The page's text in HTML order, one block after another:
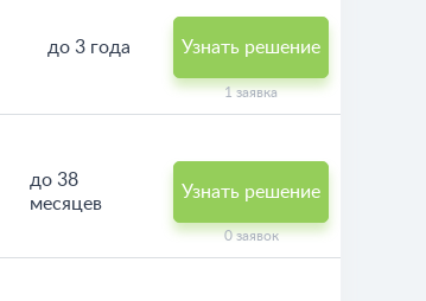
до 3 года Узнать решение
1 заявка
до 38
месяцев
Узнать решение
0 заявок